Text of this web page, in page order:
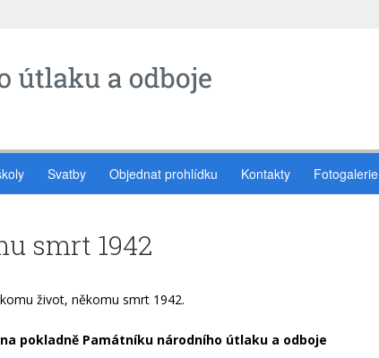
Svatby Objednat prohlídku Kontakty Fotogalerie
smrt 1942
život, někomu smrt 1942.
pokladně Památníku národního útlaku a odboje